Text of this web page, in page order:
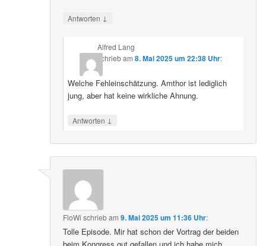
Antworten ↓
Alfred Lang
schriebam 8. Mai 2025 um 22:38 Uhr:
Welche Fehleinschätzung. Amthor ist lediglich
jung, aber hat keine wirkliche Ahnung.
Antworten ↓
FloWi schriebam9. Mai 2025 um 11:36 Uhr:
Tolle Episode. Mir hat schon der Vortrag der beiden